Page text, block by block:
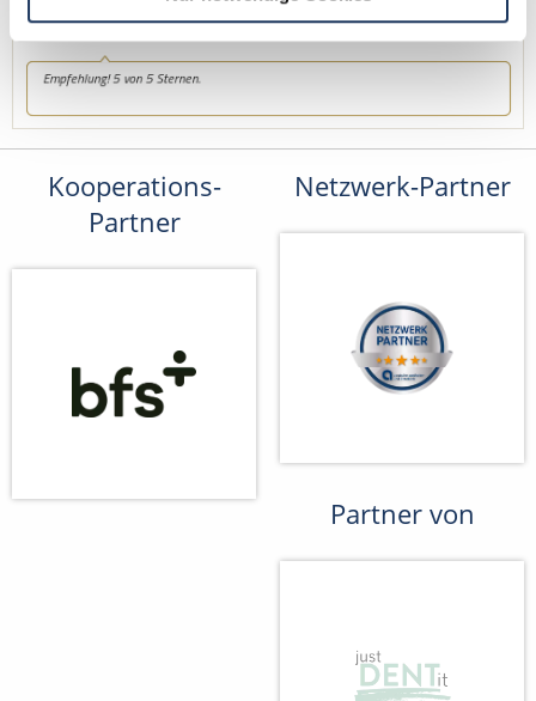
Kooperations-
Partner
Netzwerk-Partner
Partner von